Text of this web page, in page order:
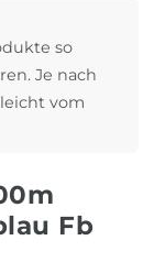
so
Je nach
vom
Fb